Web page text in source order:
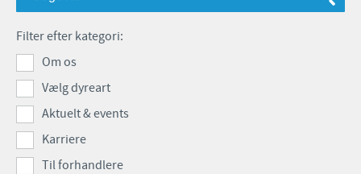
Fjerkræ
Materiale til download
Ceva Onlineuddannelse
KONTAKT
Ledelsen Ceva Nordic
Fjerkræ, fagspecialister
Grise, fagspecialister
Filter efter kategori:
Om os
Vælg dyreart
Aktuelt & events
Karriere
Til forhandlere